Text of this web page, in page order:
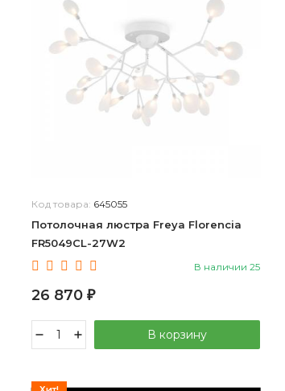
Код товара: 645055
Потолочная люстра Freya Florencia
FR5049CL-27W2
В наличии 25
26 870 ₽
В корзину